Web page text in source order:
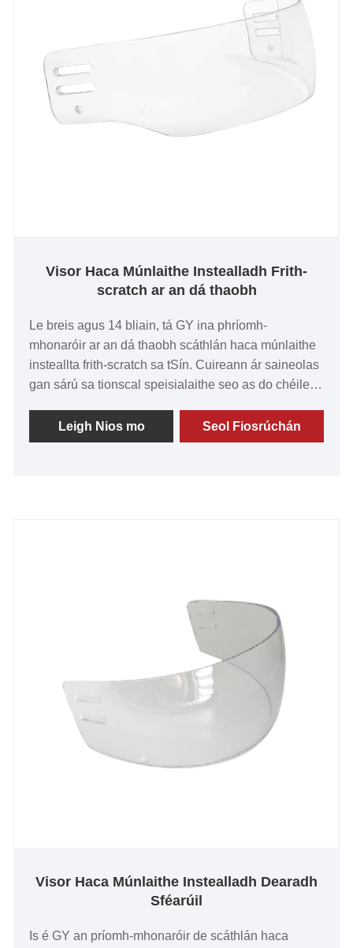
ag tabhairt cuireadh duit a bheith linn ar an turas
spreagúil seo. Le chéile, déanfaimid radharcanna
nua a shárú agus cruthóidh muid todhchaí an
chluiche. Ná caill an deis chun tú féin a threalmhú
leis na cinn is fearr sa ghnó. Iontaobhas GY as an
taithí deiridh a fheabhsaíonn fís.
Visor Haca Múnlaithe Instealladh Frith-
scratch ar an dá thaobh
Le breis agus 14 bliain, tá GY ina phríomh-
mhonaróir ar an dá thaobh scáthlán haca múnlaithe
insteallta frith-scratch sa tSín. Cuireann ár saineolas
gan sárú sa tionscal speisialaithe seo as do chéile
déanaimid ár ndícheall i gcónaí ionchais na
gcustaiméirí a shárú trí tháirgí eisceachtúla a
ó lúthchleasaithe agus daoine gairmiúla araon. Bí
linn ar thuras spreagúil i dtreo comhpháirtíochta
rathúla agus marthanacha. Le chéile, spreagfaimid
rath ar feadh na mblianta atá le teacht. Déan taithí ar
an difríocht le scáthláin haca GY inniu.
Leigh Nios mo Seol Fiosrúchán
Visor Haca Múnlaithe Instealladh Dearadh
Sféarúil
Is é GY an príomh-mhonaróir de scáthlán haca